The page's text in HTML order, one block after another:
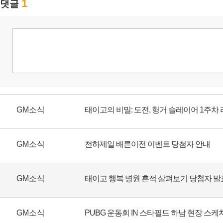
GM소식 태이고의 비밀: 도전, 헝거 슬레이어 1주차
GM소식 천하제일 배른이전 이벤트 당첨자 안내
GM소식 태이고 행복 병원 흔적 살펴보기 당첨자 발
GM소식 PUBG 운동회 IN 스타필드 하남 현장 스케